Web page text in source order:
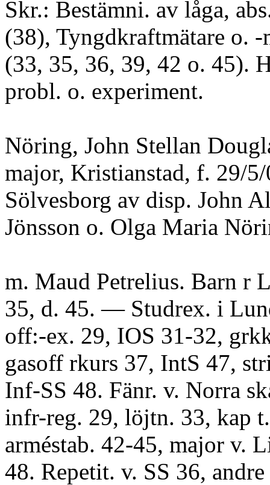
Skr.: Bestämni. av låga,
(38), Tyngdkraftmätare o. -
(33, 35, 36, 39, 42 o. 45).
probl. o. experiment.
Nöring, John Stellan
major, Kristianstad, f. 29/
Sölvesborg av disp. John
Jönsson o. Olga Maria
m. Maud Petrelius. Barn r
35, d. 45. — Studrex. i
off:-ex. 29, IOS 31-32,
gasoff rkurs 37, IntS 47,
Inf-SS 48. Fänr. v. Norra
infr-reg. 29, löjtn. 33, kap
arméstab. 42-45, major v.
48. Repetit. v. SS 36,